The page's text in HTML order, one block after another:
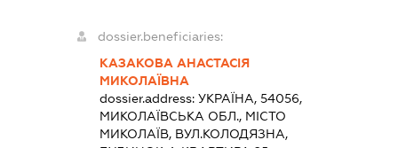
dossier.beneficiaries:
КАЗАКОВА АНАСТАСІЯ
МИКОЛАЇВНА
dossier.address:УКРАЇНА, 54056,
МИКОЛАЇВСЬКА ОБЛ., МІСТО
МИКОЛАЇВ, ВУЛ.КОЛОДЯЗНА,